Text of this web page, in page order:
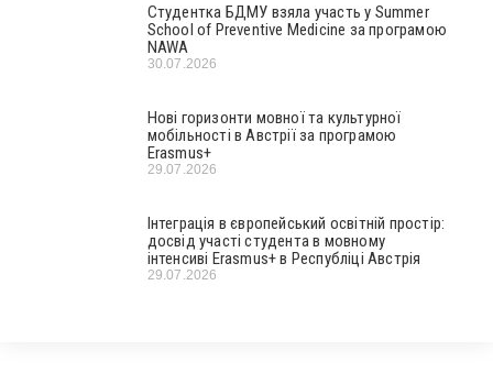
Студентка БДМУ взяла участь у Summer
School of Preventive Medicine за програмою
NAWA
30.07.2026
Нові горизонти мовної та культурної
мобільності в Австрії за програмою
Erasmus+
29.07.2026
Інтеграція в європейський освітній простір:
досвід участі студента в мовному
інтенсиві Erasmus+ в Республіці Австрія
29.07.2026